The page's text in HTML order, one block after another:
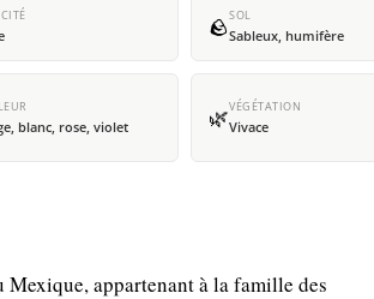
🪨SOL
Sableux, humifère
blanc, rose, violet 🌿VÉGÉTATION
Vivace
appartenant à la famille des